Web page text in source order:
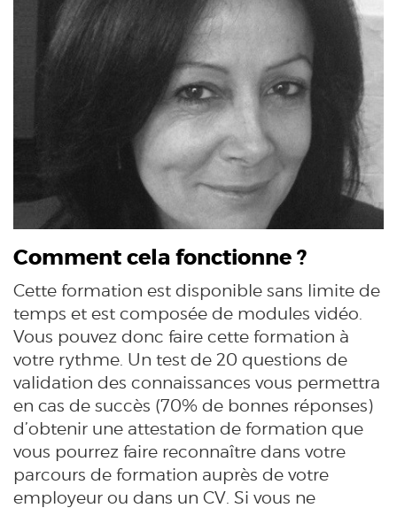
Comment cela fonctionne ?
Cette formation est disponible sans limite de
temps et est composée de modules vidéo.
Vous pouvez donc faire cette formation à
votre rythme. Un test de 20 questions de
validation des connaissances vous permettra
en cas de succès (70% de bonnes réponses)
d’obtenir une attestation de formation que
vous pourrez faire reconnaître dans votre
parcours de formation auprès de votre
employeur ou dans un CV. Si vous ne